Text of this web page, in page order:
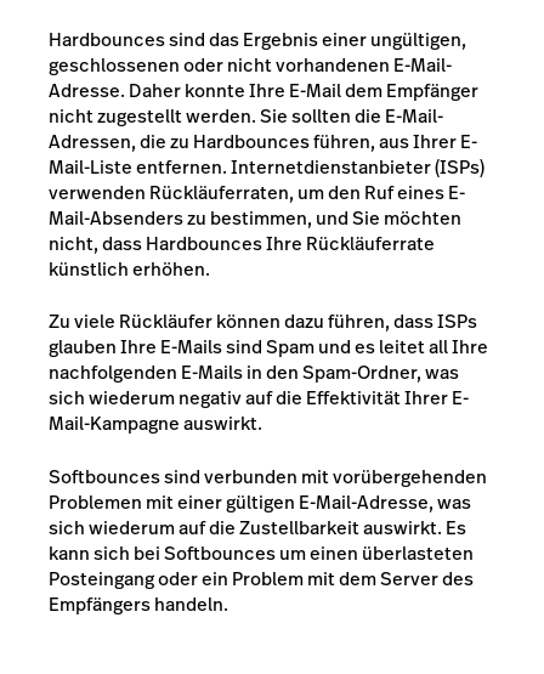
Hardbounces sind das Ergebnis einer ungültigen,
geschlossenen oder nicht vorhandenen E-Mail-
Adresse. Daher konnte Ihre E-Mail dem Empfänger
nicht zugestellt werden. Sie sollten die E-Mail-
Adressen, die zu Hardbounces führen, aus Ihrer E-
Mail-Liste entfernen. Internetdienstanbieter (ISPs)
verwenden Rückläuferraten, um den Ruf eines E-
Mail-Absenders zu bestimmen, und Sie möchten
nicht, dass Hardbounces Ihre Rückläuferrate
künstlich erhöhen.
Zu viele Rückläufer können dazu führen, dass ISPs
glauben Ihre E-Mails sind Spam und es leitet all Ihre
nachfolgenden E-Mails in den Spam-Ordner, was
sich wiederum negativ auf die Effektivität Ihrer E-
Mail-Kampagne auswirkt.
Softbounces sind verbunden mit vorübergehenden
Problemen mit einer gültigen E-Mail-Adresse, was
sich wiederum auf die Zustellbarkeit auswirkt. Es
kann sich bei Softbounces um einen überlasteten
Posteingang oder ein Problem mit dem Server des
Empfängers handeln.